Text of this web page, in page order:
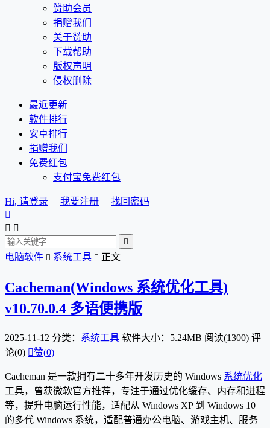
赞助会员
捐赠我们
关于赞助
下载帮助
版权声明
侵权删除
最近更新
软件排行
安卓排行
捐赠我们
免费红包
支付宝免费红包
Hi, 请登录 我要注册
找回密码

 

电脑软件  系统工具  正文
Cacheman(Windows 系统优化工具)
v10.70.0.4 多语便携版
2025-11-12 分类： 系统工具 软件大小：5.24MB 阅读(1300) 评
论(0) 赞(0)
Cacheman 是一款拥有二十多年开发历史的 Windows 系统优化
工具，曾获微软官方推荐，专注于通过优化缓存、内存和进程
等，提升电脑运行性能，适配从 Windows XP 到 Windows 10
的多代 Windows 系统，适配普通办公电脑、游戏主机、服务